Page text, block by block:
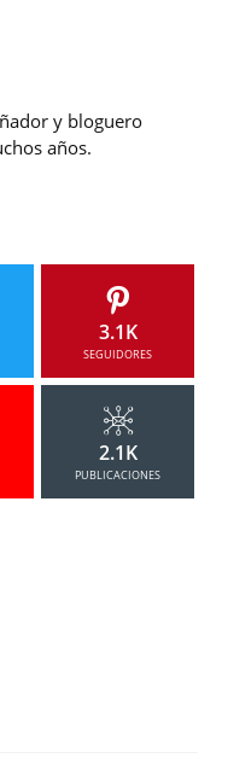
y bloguero
años.
3.1K
SEGUIDORES
2.1K
PUBLICACIONES